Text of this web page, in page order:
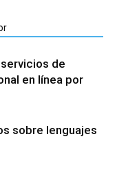
de
en línea por
sobre lenguajes